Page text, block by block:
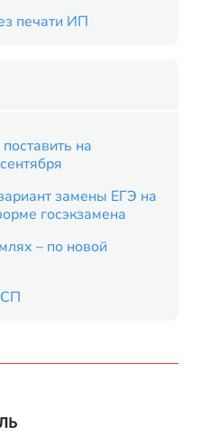
печати ИП
на
замены ЕГЭ на
госэкзамена
– по новой